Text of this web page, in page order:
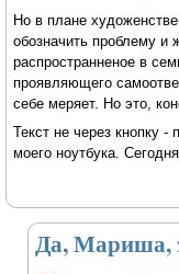
Но в плане
обозначить проблему и
распространненое в
проявляющего
себе меряет. Но это,
Текст не через кнопку -
моего ноутбука.
Да, Мариша,